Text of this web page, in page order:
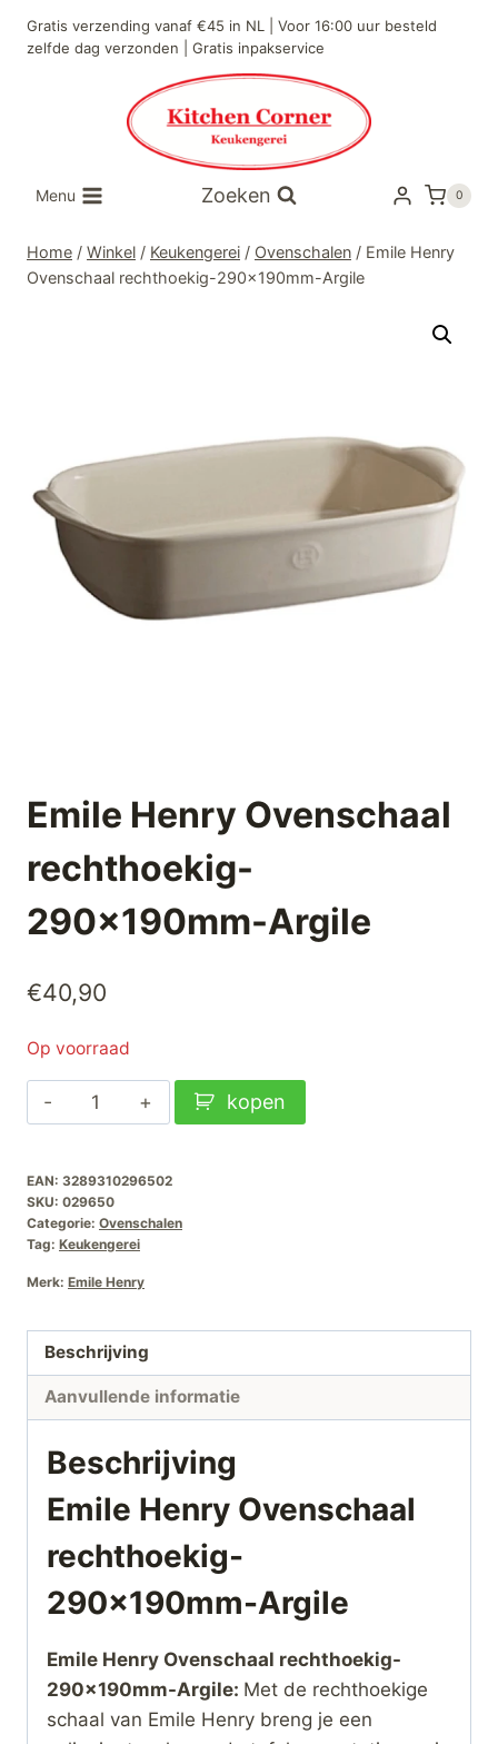
naar
Gratis verzending vanaf €45 in NL | Voor 16:00 uur besteld
zelfde dag verzonden | Gratis inpakservice
Menu Zoeken 0
Home / Winkel / Keukengerei / Ovenschalen / Emile Henry
Ovenschaal rechthoekig-290x190mm-Argile
Emile Henry Ovenschaal
rechthoekig-
290x190mm-Argile
€40,90
Op voorraad
Emile
Henry
rechthoekig-
290x190mm-
Argile
aantal
kopen
EAN: 3289310296502
SKU: 029650
Categorie: Ovenschalen
Tag: Keukengerei
Merk: Emile Henry
Beschrijving
Aanvullende informatie
Beschrijving
Emile Henry Ovenschaal
rechthoekig-
290x190mm-Argile
Emile Henry Ovenschaal rechthoekig-
290x190mm-Argile: Met de rechthoekige
schaal van Emile Henry breng je een